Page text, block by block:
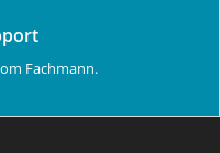
Fachmann.